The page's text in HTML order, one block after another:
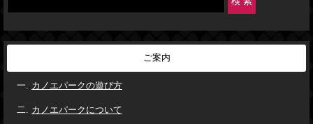
ご案内
カノエパークの遊び方
カノエパークについて